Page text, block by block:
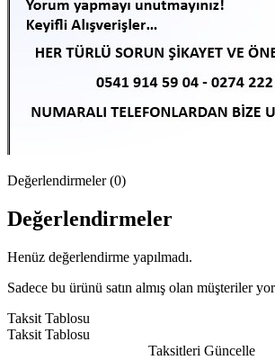
Değerlendirmeler (0)
Değerlendirmeler
Henüz değerlendirme yapılmadı.
Sadece bu ürünü satın almış olan müşteriler
Taksit Tablosu
Taksit Tablosu
Taksitleri Güncelle